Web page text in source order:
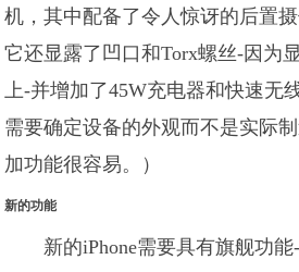
机，其中配备了令人惊讶的后置
它还显露了凹口和Torx螺丝-因为
上-并增加了45W充电器和快速无
需要确定设备的外观而不是实际
加功能很容易。）
新的功能
新的iPhone需要具有旗舰功